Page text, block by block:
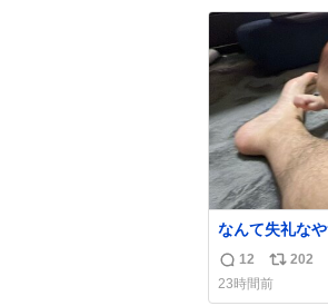
数
ス
なんて失礼な
返
信
12
リ
ポ
202
23時間前